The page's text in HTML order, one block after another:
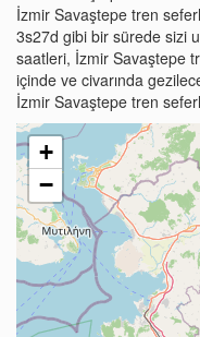
İzmir Savaştepe tren
3s27d gibi bir sürede sizi
saatleri, İzmir Savaştepe
içinde ve civarında
İzmir Savaştepe tren
+
−